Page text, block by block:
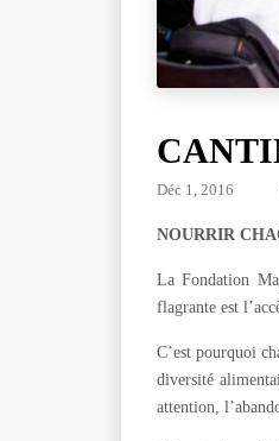
Déc 1, 2016
NOURRIR
La Fondation
flagrante est
C’est pourquoi
diversité
attention,